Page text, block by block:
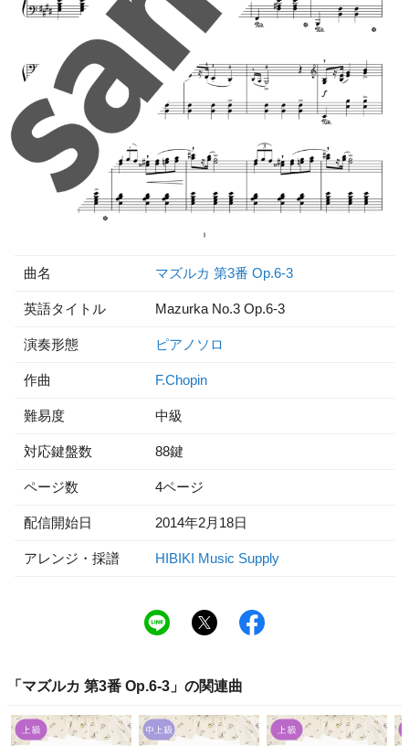
曲名 マズルカ 第3番 Op.6-3
英語タイトル Mazurka No.3 Op.6-3
演奏形態 ピアノソロ
作曲 F.Chopin
難易度 中級
対応鍵盤数 88鍵
ページ数 4ページ
配信開始日 2014年2月18日
アレンジ・採譜 HIBIKI Music Supply
「 マズルカ 第3番 Op.6-3 」の関連曲